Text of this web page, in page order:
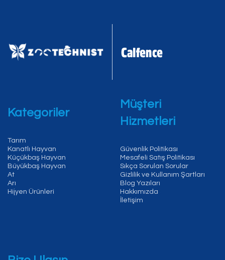
Kategoriler
Tarım
Kanatlı Hayvan
Küçükbaş Hayvan
Büyükbaş Hayvan
At
Arı
Hijyen Ürünleri
Müşteri
Hizmetleri
Güvenlik Politikası
Mesafeli Satış Politikası
Sıkça Sorulan Sorular
Gizlilik ve Kullanım Şartları
Blog Yazıları
Hakkımızda
İletişim